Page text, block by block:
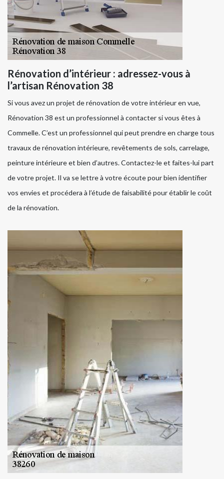
Rénovation d’intérieur : adressez-vous à
l’artisan Rénovation 38
Si vous avez un projet de rénovation de votre intérieur en vue,
Rénovation 38 est un professionnel à contacter si vous êtes à
Commelle. C’est un professionnel qui peut prendre en charge tous
travaux de rénovation intérieure, revêtements de sols, carrelage,
peinture intérieure et bien d’autres. Contactez-le et faites-lui part
de votre projet. Il va se lettre à votre écoute pour bien identifier
vos envies et procédera à l’étude de faisabilité pour établir le coût
de la rénovation.